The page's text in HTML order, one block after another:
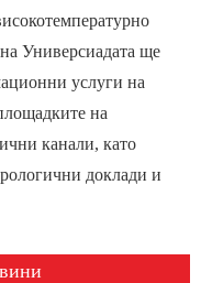
Универсиадата ще
услуги на
на
канали, като
доклади и